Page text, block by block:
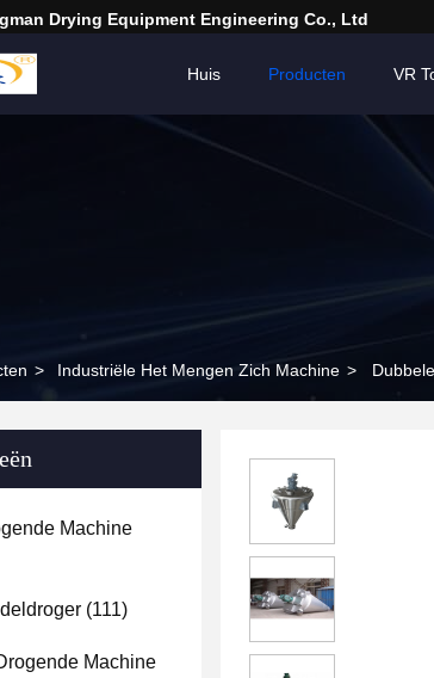
Drying Equipment Engineering Co., Ltd
Huis Producten VR
> Industriële Het Mengen Zich Machine >
Machine
(111)
Machine